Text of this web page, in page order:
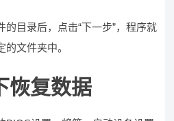
的目录后，点击“下一步”，程序就
文件夹中。
恢复数据